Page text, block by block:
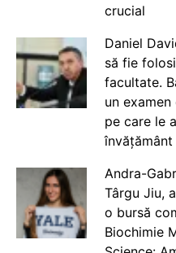
crucial
Daniel
să fie
facultate.
un
pe care le
Andra-
Târgu Jiu,
o bursă
Biochimie